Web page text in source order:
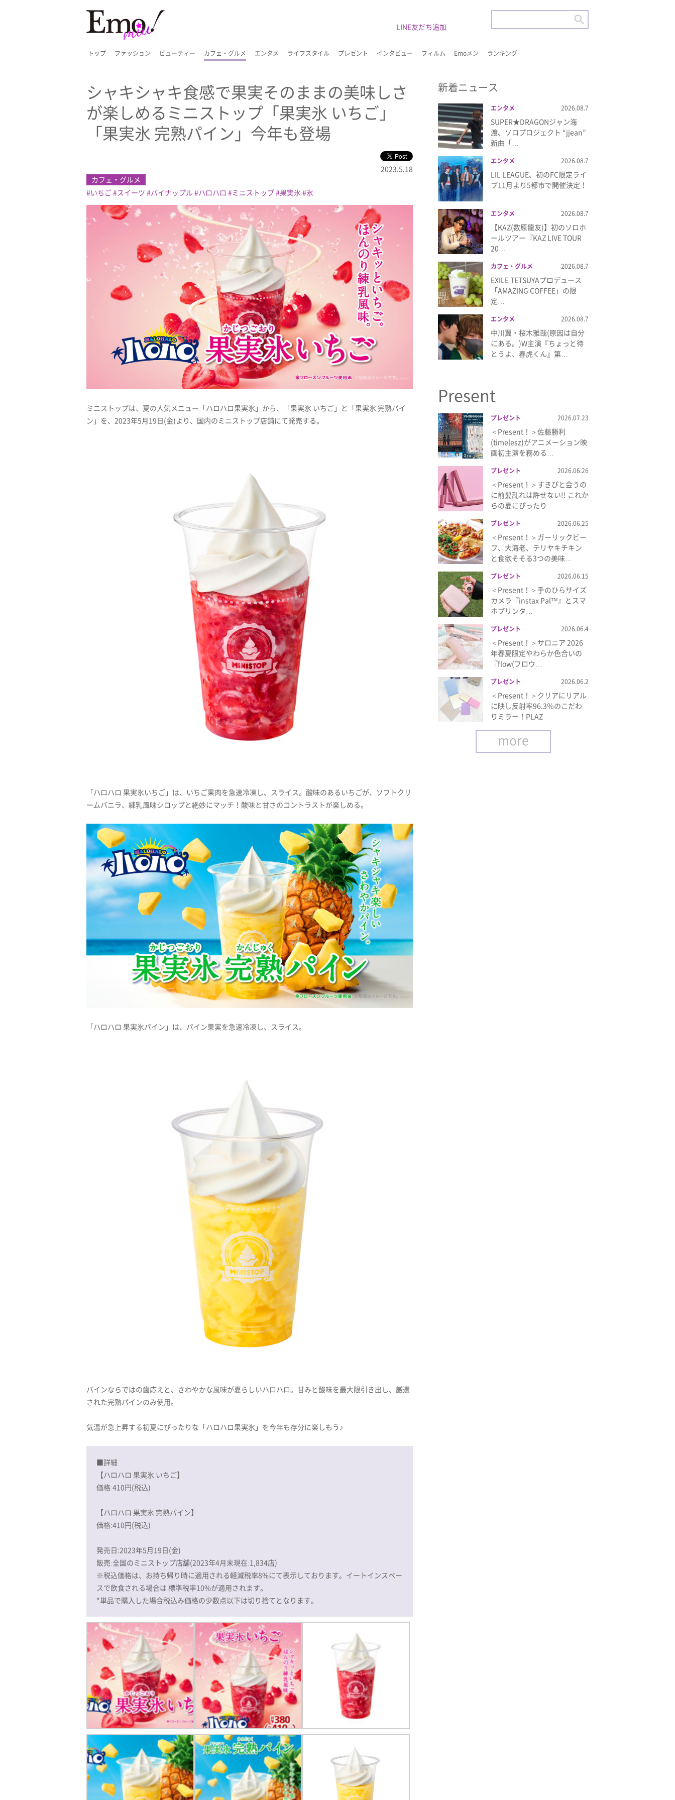
トップ ファッション ビューティー カフェ・グルメ エンタメ ライフスタイル プレゼント インタビュー フィルム Emoメン ランキング
LINE友だち追加
シャキシャキ食感で果実そのままの美味しさ
が楽しめるミニストップ「果実氷 いちご」
「果実氷 完熟パイン」今年も登場
2023.5.18
カフェ・グルメ
いちご
スイーツ パイナップル ハロハロ ミニストップ 果実氷 氷
ミニストップは、夏の人気メニュー「ハロハロ果実氷」から、「果実氷 いちご」と「果実氷 完熟パイ
ン」を、2023年5月19日(金)より、国内のミニストップ店舗にて発売する。
「ハロハロ 果実氷いちご」は、いちご果肉を急速冷凍し、スライス。酸味のあるいちごが、ソフトクリ
ームバニラ、練乳風味シロップと絶妙にマッチ！酸味と甘さのコントラストが楽しめる。
「ハロハロ 果実氷パイン」は、パイン果実を急速冷凍し、スライス。
パインならではの歯応えと、さわやかな風味が夏らしいハロハロ。甘みと酸味を最大限引き出し、厳選
された完熟パインのみ使用。
気温が急上昇する初夏にぴったりな「ハロハロ果実氷」を今年も存分に楽しもう♪
■詳細
【ハロハロ 果実氷 いちご】
価格:410円(税込)
【ハロハロ 果実氷 完熟パイン】
価格:410円(税込)
発売日:2023年5月19日(金)
販売:全国のミニストップ店舗(2023年4月末現在:1,834店)
※税込価格は、お持ち帰り時に適用される軽減税率8%にて表示しております。イートインスペー
スで飲食される場合は 標準税率10%が適用されます。
*単品で購入した場合税込み価格の少数点以下は切り捨てとなります。
新着ニュース
エンタメ 2026.08.7
SUPER★DRAGONジャン海
渡、ソロプロジェクト “jjean”
新曲「…
エンタメ 2026.08.7
LIL LEAGUE、初のFC限定ライ
ブ11月より5都市で開催決定！
エンタメ 2026.08.7
【KAZ(数原龍友)】初のソロホ
ールツアー『KAZ LIVE TOUR
20…
カフェ・グルメ 2026.08.7
EXILE TETSUYAプロデュース
「AMAZING COFFEE」の限
定…
エンタメ 2026.08.7
中川翼・桜木雅哉(原因は自分
にある。)W主演『ちょっと待
とうよ、春虎くん』第…
Present
プレゼント 2026.07.23
＜Present！＞佐藤勝利
(timelesz)がアニメーション映
画初主演を務める…
プレゼント 2026.06.26
＜Present！＞すきぴと会うの
に前髪乱れは許せない!! これか
らの夏にぴったり…
プレゼント 2026.06.25
＜Present！＞ガーリックビー
フ、大海老、テリヤキチキン
と食欲そそる3つの美味…
プレゼント 2026.06.15
＜Present！＞手のひらサイズ
カメラ『instax Pal™』とスマ
ホプリンタ…
プレゼント 2026.06.4
＜Present！＞サロニア 2026
年春夏限定やわらか色合いの
『flow(フロウ…
プレゼント 2026.06.2
＜Present！＞クリアにリアル
に映し反射率96.3％のこだわ
りミラー！PLAZ…
more